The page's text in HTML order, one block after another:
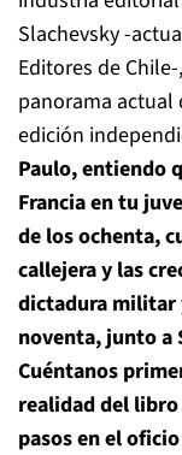
Slachevsky -
Editores de
panorama actual
edición
Paulo, entiendo
Francia en tu
de los ochenta,
callejera y las
dictadura militar
noventa, junto a
Cuéntanos
realidad del
pasos en el